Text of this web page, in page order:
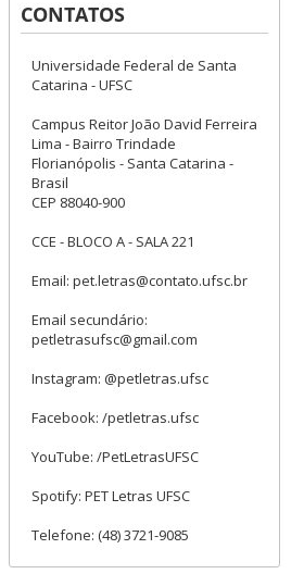
CONTATOS
Universidade Federal de Santa
Catarina - UFSC
Campus Reitor João David Ferreira
Lima - Bairro Trindade
Florianópolis - Santa Catarina -
Brasil
CEP 88040-900
CCE - BLOCO A - SALA 221
Email: pet.letras@contato.ufsc.br
Email secundário:
petletrasufsc@gmail.com
Instagram: @petletras.ufsc
Facebook: /petletras.ufsc
YouTube: /PetLetrasUFSC
Spotify: PET Letras UFSC
Telefone: (48) 3721-9085